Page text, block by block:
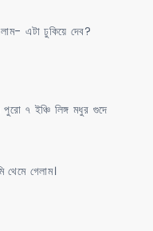
এটা ঢুকিয়ে দেব?
৭ ইঞ্চি লিঙ্গ মধুর গুদে
গেলাম।